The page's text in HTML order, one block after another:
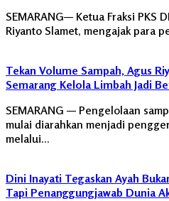
SEMARANG— Ketua Fraksi PKS
Riyanto Slamet, mengajak para
Tekan Volume Sampah, Agus
Semarang Kelola Limbah Jadi
SEMARANG — Pengelolaan
mulai diarahkan menjadi
melalui…
Dini Inayati Tegaskan Ayah
Tapi Penanggungjawab Dunia